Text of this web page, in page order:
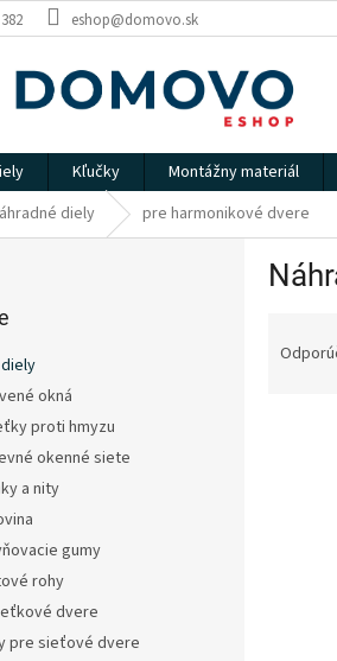
eshop@domovo.sk
Kľučky Montážny materiál
diely pre harmonikové dvere
okná
proti hmyzu
okenné siete
a nity
gumy
rohy
dvere
pre sieťové dvere